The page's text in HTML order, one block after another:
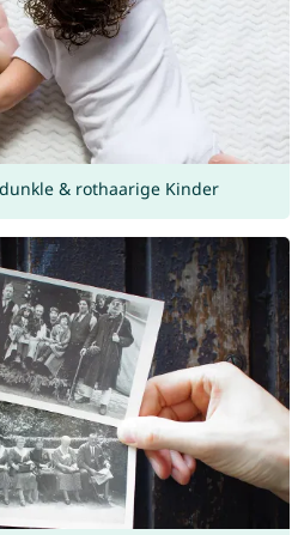
& rothaarige Kinder